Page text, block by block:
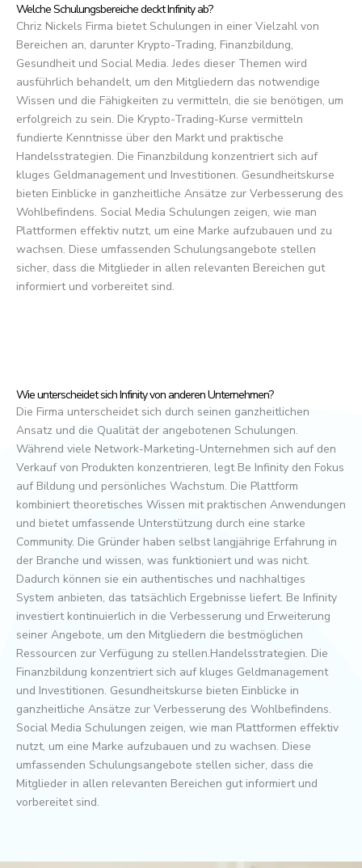
Welche Schulungsbereiche deckt Infinity ab?
Chriz Nickels Firma bietet Schulungen in einer Vielzahl von
Bereichen an, darunter Krypto-Trading, Finanzbildung,
Gesundheit und Social Media. Jedes dieser Themen wird
ausführlich behandelt, um den Mitgliedern das notwendige
Wissen und die Fähigkeiten zu vermitteln, die sie benötigen, um
erfolgreich zu sein. Die Krypto-Trading-Kurse vermitteln
fundierte Kenntnisse über den Markt und praktische
Handelsstrategien. Die Finanzbildung konzentriert sich auf
kluges Geldmanagement und Investitionen. Gesundheitskurse
bieten Einblicke in ganzheitliche Ansätze zur Verbesserung des
Wohlbefindens. Social Media Schulungen zeigen, wie man
Plattformen effektiv nutzt, um eine Marke aufzubauen und zu
wachsen. Diese umfassenden Schulungsangebote stellen
sicher, dass die Mitglieder in allen relevanten Bereichen gut
informiert und vorbereitet sind.
Wie unterscheidet sich Infinity von anderen Unternehmen?
Die Firma unterscheidet sich durch seinen ganzheitlichen
Ansatz und die Qualität der angebotenen Schulungen.
Während viele Network-Marketing-Unternehmen sich auf den
Verkauf von Produkten konzentrieren, legt Be Infinity den Fokus
auf Bildung und persönliches Wachstum. Die Plattform
kombiniert theoretisches Wissen mit praktischen Anwendungen
und bietet umfassende Unterstützung durch eine starke
Community. Die Gründer haben selbst langjährige Erfahrung in
der Branche und wissen, was funktioniert und was nicht.
Dadurch können sie ein authentisches und nachhaltiges
System anbieten, das tatsächlich Ergebnisse liefert. Be Infinity
investiert kontinuierlich in die Verbesserung und Erweiterung
seiner Angebote, um den Mitgliedern die bestmöglichen
Ressourcen zur Verfügung zu stellen.Handelsstrategien. Die
Finanzbildung konzentriert sich auf kluges Geldmanagement
und Investitionen. Gesundheitskurse bieten Einblicke in
ganzheitliche Ansätze zur Verbesserung des Wohlbefindens.
Social Media Schulungen zeigen, wie man Plattformen effektiv
nutzt, um eine Marke aufzubauen und zu wachsen. Diese
umfassenden Schulungsangebote stellen sicher, dass die
Mitglieder in allen relevanten Bereichen gut informiert und
vorbereitet sind.